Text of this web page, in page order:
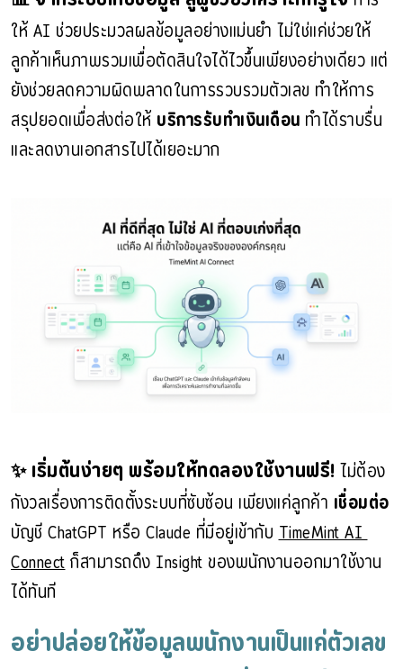
ให้ AI ช่วยประมวลผลข้อมูลอย่างแม่นยำ ไม่ใช่แค่ช่วยให้
ลูกค้าเห็นภาพรวมเพื่อตัดสินใจได้ไวขึ้นเพียงอย่างเดียว แต่
ยังช่วยลดความผิดพลาดในการรวบรวมตัวเลข ทำให้การ
สรุปยอดเพื่อส่งต่อให้ บริการรับทำเงินเดือน ทำได้ราบรื่น
และลดงานเอกสารไปได้เยอะมาก
✨ เริ่มต้นง่ายๆ พร้อมให้ทดลองใช้งานฟรี! ไม่ต้อง
กังวลเรื่องการติดตั้งระบบที่ซับซ้อน เพียงแค่ลูกค้า เชื่อมต่อ
บัญชี ChatGPT หรือ Claude ที่มีอยู่เข้ากับ TimeMint AI
Connect ก็สามารถดึง Insight ของพนักงานออกมาใช้งาน
ได้ทันที
อย่าปล่อยให้ข้อมูลพนักงานเป็นแค่ตัวเลข